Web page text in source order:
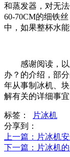
和蒸发器，对无
60-70CM的细铁
中，如果整杯水
感谢阅读，以
办？的介绍，部
年从事制冰机、块
解有关的详细事
标签：
片冰机
分享到：
上一篇 ：片冰机
下一篇 ：片冰机